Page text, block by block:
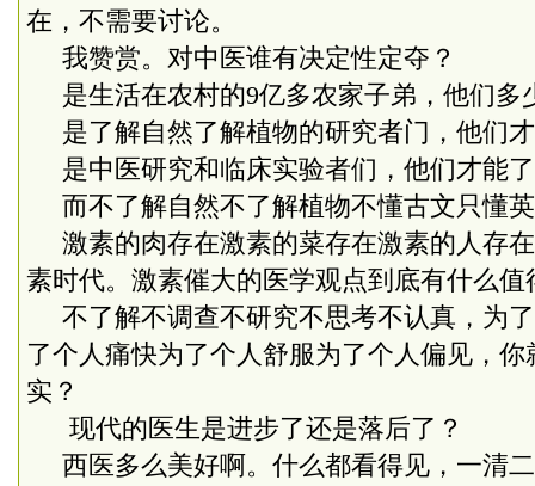
在，不需要讨论。
我赞赏。对中医谁有决定性定夺？
是生活在农村的9亿多农家子弟，他们多
是了解自然了解植物的研究者门，他们
是中医研究和临床实验者们，他们才能
而不了解自然不了解植物不懂古文只懂
激素的肉存在激素的菜存在激素的人存
素时代。激素催大的医学观点到底有什么值
不了解不调查不研究不思考不认真，为
了个人痛快为了个人舒服为了个人偏见，
实？
现代的医生是进步了还是落后了？
西医多么美好啊。什么都看得见，一清